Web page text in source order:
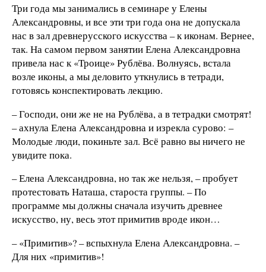
Три года мы занимались в семинаре у Елены
Александровны, и все эти три года она не допускала
нас в зал древнерусского искусства – к иконам. Вернее,
так. На самом первом занятии Елена Александровна
привела нас к «Троице» Рублёва. Волнуясь, встала
возле иконы, а мы деловито уткнулись в тетради,
готовясь конспектировать лекцию.
– Господи, они же не на Рублёва, а в тетрадки смотрят!
– ахнула Елена Александровна и изрекла сурово: –
Молодые люди, покиньте зал. Всё равно вы ничего не
увидите пока.
– Елена Александровна, но так же нельзя, – пробует
протестовать Наташа, староста группы. – По
программе мы должны сначала изучить древнее
искусство, ну, весь этот примитив вроде икон…
– «Примитив»? – вспыхнула Елена Александровна. –
Для них «примитив»!